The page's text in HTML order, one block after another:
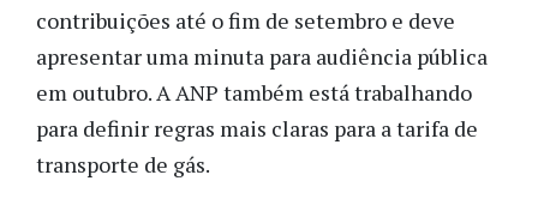
contribuições até o fim de setembro e deve
apresentar uma minuta para audiência pública
em outubro. A ANP também está trabalhando
para definir regras mais claras para a tarifa de
transporte de gás.